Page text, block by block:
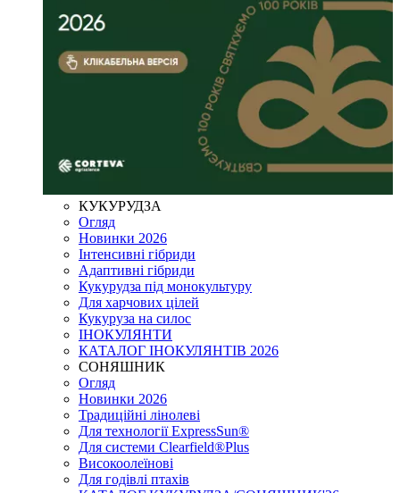
КУКУРУДЗА
Огляд
Новинки 2026
Інтенсивні гібриди
Адаптивні гібриди
Кукурудза під монокультуру
Для харчових цілей
Кукуруза на силос
ІНОКУЛЯНТИ
КАТАЛОГ ІНОКУЛЯНТІВ 2026
СОНЯШНИК
Огляд
Новинки 2026
Традиційні лінолеві
Для технології ExpressSun®
Для системи Clearfield®Plus
Високоолеїнові
Для годівлі птахів